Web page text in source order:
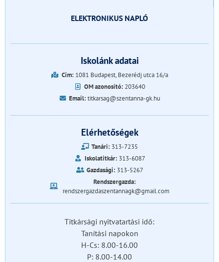
ELEKTRONIKUS NAPLÓ
Iskolánk adatai
Cím:1081 Budapest, Bezerédj utca 16/a
OM azonosító: 203640
Email:titkarsag@szentanna-gk.hu
Elérhetőségek
Tanári: 313-7235
Iskolatitkár:313-6087
Gazdasági:313-5267
Rendszergazda:
rendszergazdaszentannagk@gmail.com
Titkársági nyitvatartási idő:
Tanítási napokon
H-Cs: 8.00-16.00
P: 8.00-14.00